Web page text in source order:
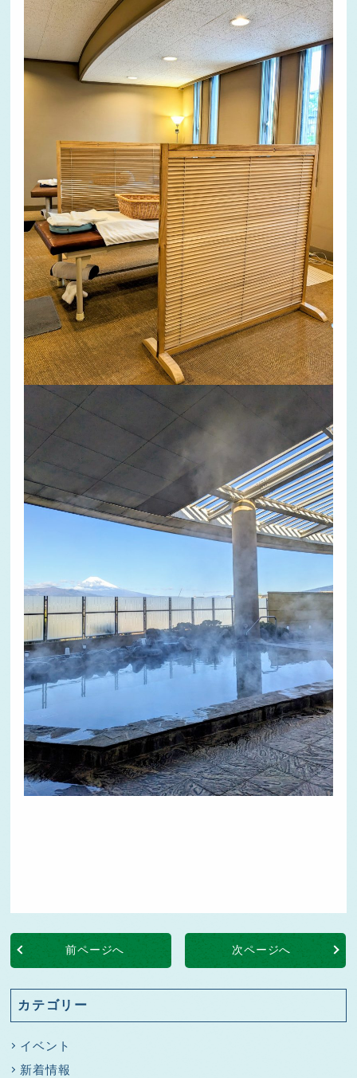
前ページへ 次ページへ
カテゴリー
イベント
新着情報